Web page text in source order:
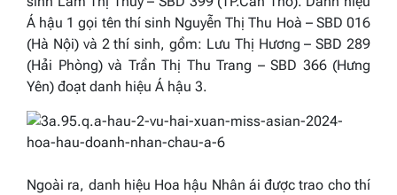
Á hậu 1 gọi tên thí sinh Nguyễn Thị Thu Hoà – SBD 016
(Hà Nội) và 2 thí sinh, gồm: Lưu Thị Hương – SBD 289
(Hải Phòng) và Trần Thị Thu Trang – SBD 366 (Hưng
Yên) đoạt danh hiệu Á hậu 3.
Ngoài ra, danh hiệu Hoa hậu Nhân ái được trao cho thí